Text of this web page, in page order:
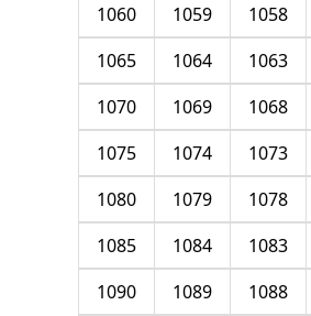
1058
1059
1060
1063
1064
1065
1068
1069
1070
1073
1074
1075
1078
1079
1080
1083
1084
1085
1088
1089
1090